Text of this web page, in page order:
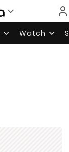
Watch